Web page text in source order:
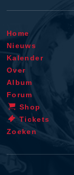
Home
Nieuws
Kalender
Over
Album
Forum
Shop
Tickets
Zoeken